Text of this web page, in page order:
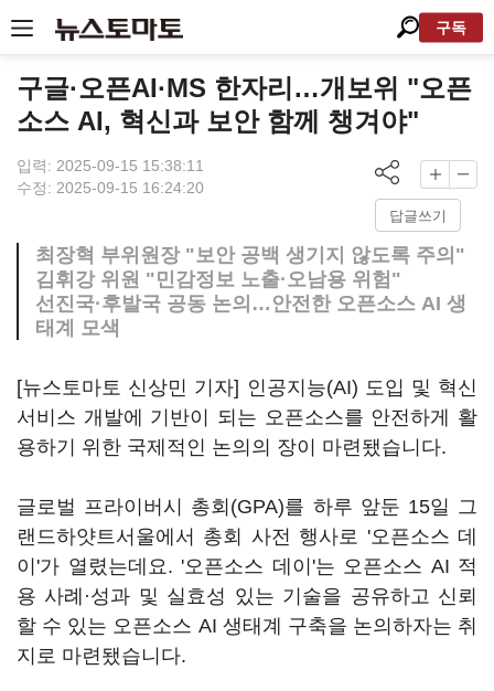
구독
구글·오픈AI·MS 한자리…개보위 "오픈
소스 AI, 혁신과 보안 함께 챙겨야"
입력: 2025-09-15 15:38:11
수정: 2025-09-15 16:24:20
답글쓰기
최장혁 부위원장 "보안 공백 생기지 않도록 주의"
김휘강 위원 "민감정보 노출·오남용 위험"
선진국·후발국 공동 논의…안전한 오픈소스 AI 생
태계 모색
[뉴스토마토 신상민 기자] 인공지능(AI) 도입 및 혁신
서비스 개발에 기반이 되는 오픈소스를 안전하게 활
용하기 위한 국제적인 논의의 장이 마련됐습니다.
글로벌 프라이버시 총회(GPA)를 하루 앞둔 15일 그
랜드하얏트서울에서 총회 사전 행사로 '오픈소스 데
이'가 열렸는데요. '오픈소스 데이'는 오픈소스 AI 적
용 사례·성과 및 실효성 있는 기술을 공유하고 신뢰
할 수 있는 오픈소스 AI 생태계 구축을 논의하자는 취
지로 마련됐습니다.